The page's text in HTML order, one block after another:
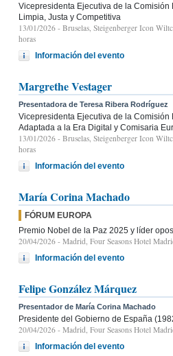
Vicepresidenta Ejecutiva de la
Limpia, Justa y Competitiva
13/01/2026 - Bruselas, Steigenberger Icon
horas
Información del evento
Margrethe Vestager
Presentadora de Teresa Ribera Rodríguez
Vicepresidenta Ejecutiva de la
Adaptada a la Era Digital y Comisaria
13/01/2026 - Bruselas, Steigenberger Icon
horas
Información del evento
María Corina Machado
FÓRUM EUROPA
Premio Nobel de la Paz 2025 y líder
20/04/2026 - Madrid, Four Seasons Hotel
Información del evento
Felipe González Márquez
Presentador de María Corina Machado
Presidente del Gobierno de España
20/04/2026 - Madrid, Four Seasons Hotel
Información del evento